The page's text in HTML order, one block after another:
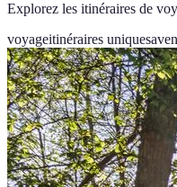
Explorez les itinéraires de
voyageitinéraires uniques